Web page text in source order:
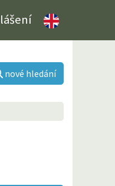
nové hledání